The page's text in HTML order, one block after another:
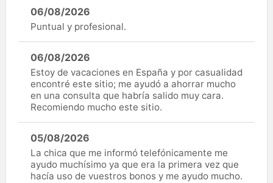
06/08/2026
Puntual y profesional.
06/08/2026
Estoy de vacaciones en España y por casualidad
encontré este sitio; me ayudó a ahorrar mucho
en una consulta que habría salido muy cara.
Recomiendo mucho este sitio.
05/08/2026
La chica que me informó telefónicamente me
ayudo muchísimo ya que era la primera vez que
hacía uso de vuestros bonos y me ayudo mucho.